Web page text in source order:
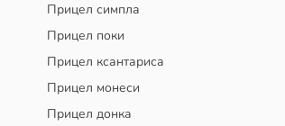
Прицел симпла
Прицел поки
Прицел ксантариса
Прицел монеси
Прицел донка